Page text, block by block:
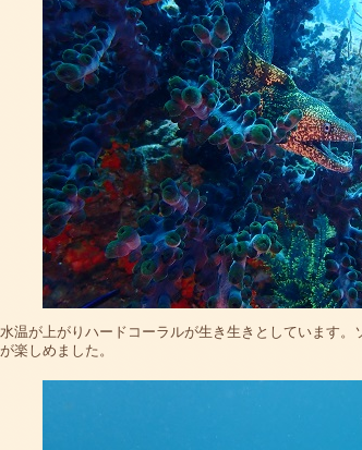
水温が上がりハードコーラルが生き生きとしています
が楽しめました。